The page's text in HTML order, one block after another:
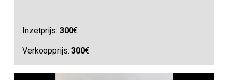
Inzetprijs:300€
Verkoopprijs:300€